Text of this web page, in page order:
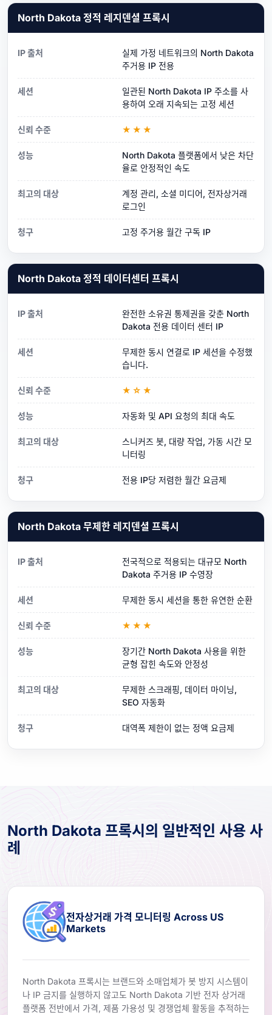
North Dakota 정적 레지덴셜 프록시
IP 출처
실제 가정 네트워크의 North Dakota
주거용 IP 전용
세션
일관된 North Dakota IP 주소를 사
용하여 오래 지속되는 고정 세션
신뢰 수준 ★★★
성능
North Dakota 플랫폼에서 낮은 차단
율로 안정적인 속도
최고의 대상
계정 관리, 소셜 미디어, 전자상거래
로그인
청구 고정 주거용 월간 구독 IP
North Dakota 정적 데이터센터 프록시
IP 출처
완전한 소유권 통제권을 갖춘 North
Dakota 전용 데이터 센터 IP
세션
무제한 동시 연결로 IP 세션을 수정했
습니다.
신뢰 수준 ★☆★
성능 자동화 및 API 요청의 최대 속도
최고의 대상
스니커즈 봇, 대량 작업, 가동 시간 모
니터링
청구 전용 IP당 저렴한 월간 요금제
North Dakota 무제한 레지덴셜 프록시
IP 출처
전국적으로 적용되는 대규모 North
Dakota 주거용 IP 수영장
세션 무제한 동시 세션을 통한 유연한 순환
신뢰 수준 ★★★
성능
장기간 North Dakota 사용을 위한
균형 잡힌 속도와 안정성
최고의 대상
무제한 스크래핑, 데이터 마이닝,
SEO 자동화
청구 대역폭 제한이 없는 정액 요금제
North Dakota 프록시의 일반적인 사용 사
례
전자상거래 가격 모니터링 Across US
Markets
North Dakota 프록시는 브랜드와 소매업체가 봇 방지 시스템이
나 IP 금지를 실행하지 않고도 North Dakota 기반 전자 상거래
플랫폼 전반에서 가격, 제품 가용성 및 경쟁업체 활동을 추적하는